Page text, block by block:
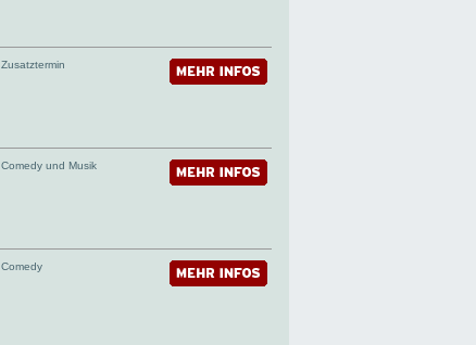
Zusatztermin
Comedy und Musik
Comedy